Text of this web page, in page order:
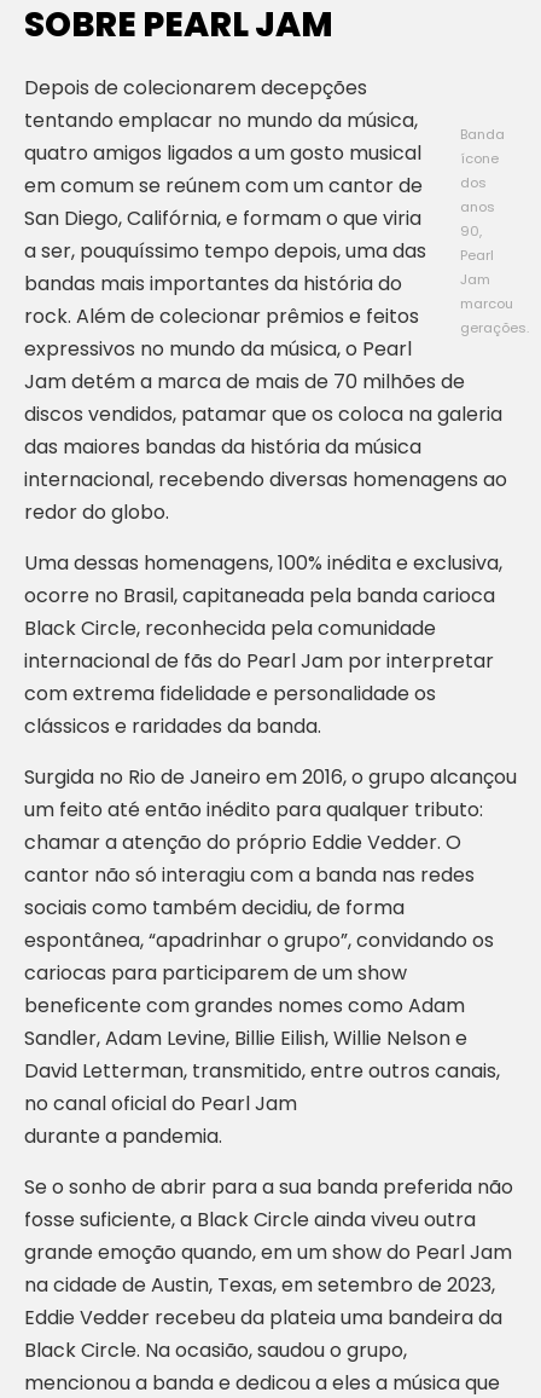
SOBRE PEARL JAM
Banda
ícone
dos
anos
90,
Pearl
Jam
marcou
gerações.
Depois de colecionarem decepções
tentando emplacar no mundo da música,
quatro amigos ligados a um gosto musical
em comum se reúnem com um cantor de
San Diego, Califórnia, e formam o que viria
a ser, pouquíssimo tempo depois, uma das
bandas mais importantes da história do
rock. Além de colecionar prêmios e feitos
expressivos no mundo da música, o Pearl
Jam detém a marca de mais de 70 milhões de
discos vendidos, patamar que os coloca na galeria
das maiores bandas da história da música
internacional, recebendo diversas homenagens ao
redor do globo.
Uma dessas homenagens, 100% inédita e exclusiva,
ocorre no Brasil, capitaneada pela banda carioca
Black Circle, reconhecida pela comunidade
internacional de fãs do Pearl Jam por interpretar
com extrema fidelidade e personalidade os
clássicos e raridades da banda.
Surgida no Rio de Janeiro em 2016, o grupo alcançou
um feito até então inédito para qualquer tributo:
chamar a atenção do próprio Eddie Vedder. O
cantor não só interagiu com a banda nas redes
sociais como também decidiu, de forma
espontânea, “apadrinhar o grupo”, convidando os
cariocas para participarem de um show
beneficente com grandes nomes como Adam
Sandler, Adam Levine, Billie Eilish, Willie Nelson e
David Letterman, transmitido, entre outros canais,
no canal oficial do Pearl Jam
durante a pandemia.
Se o sonho de abrir para a sua banda preferida não
fosse suficiente, a Black Circle ainda viveu outra
grande emoção quando, em um show do Pearl Jam
na cidade de Austin, Texas, em setembro de 2023,
Eddie Vedder recebeu da plateia uma bandeira da
Black Circle. Na ocasião, saudou o grupo,
mencionou a banda e dedicou a eles a música que